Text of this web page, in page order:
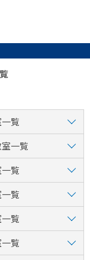
覧
一覧
覧
覧
覧
覧